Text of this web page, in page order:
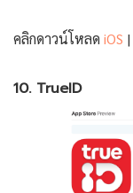
คลิกดาวน์โหลด iOS |
10. TrueID